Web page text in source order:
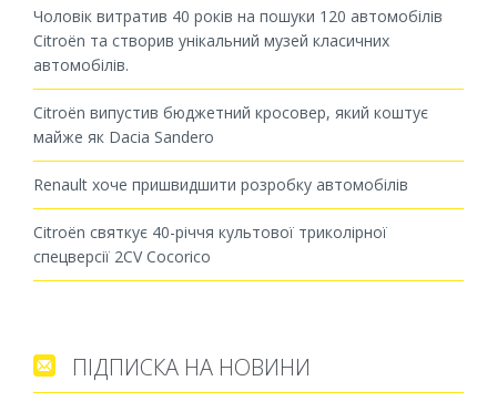
Чоловік витратив 40 років на пошуки 120 автомобілів
Citroën та створив унікальний музей класичних
автомобілів.
Citroën випустив бюджетний кросовер, який коштує
майже як Dacia Sandero
Renault хоче пришвидшити розробку автомобілів
Citroën святкує 40-річчя культової триколірної
спецверсії 2CV Cocorico
 ПІДПИСКА НА НОВИНИ